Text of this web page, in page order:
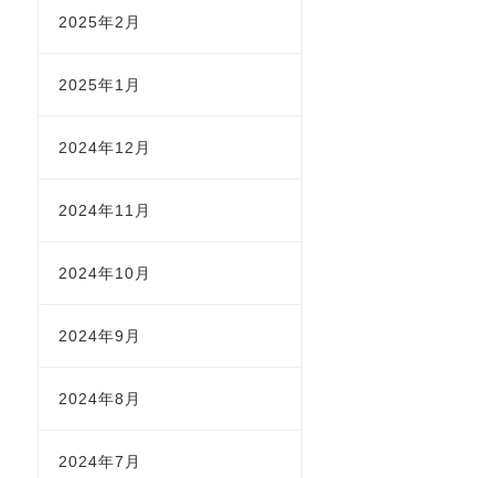
2025年2月
2025年1月
2024年12月
2024年11月
2024年10月
2024年9月
2024年8月
2024年7月